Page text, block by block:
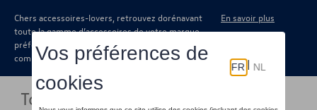
Chers accessoires-lovers, retrouvez dorénavant
toute la gamme d’accessoires de votre marque
préférée sous forme de catalogue à
commander auprès de votre concessionaire.
En savoir plus
Toggle navigation